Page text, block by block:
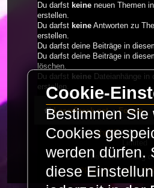
Du darfst keine neuen Themen
erstellen.
Du darfst keine Antworten zu
erstellen.
Du darfst deine Beiträge in
Du darfst deine Beiträge in
löschen.
Du darfst keine Dateianhänge in
erstellen.
LaserFreak.net Forum
Powered byphpBB® Forum
Limited
Deutsche Übersetzung
PRIVACY_LINK |
Cookie-
Bestimmen Sie
Cookies
werden dürfen.
diese